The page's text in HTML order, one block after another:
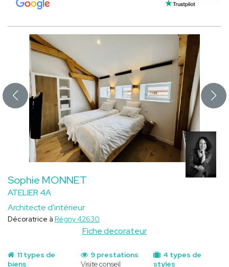
Sophie MONNET
ATELIER 4A
Architecte d'intérieur
Fiche decorateur
Décoratrice à Régny 42630
11 types de
biens
4 types de
styles
9 prestations
Visite conseil